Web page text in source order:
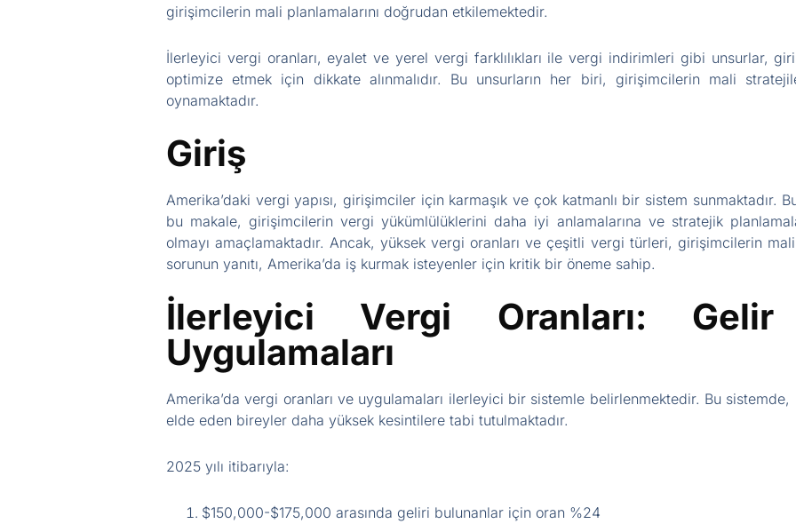
girişimcilerin mali planlamalarını doğrudan etkilemektedir.
İlerleyici vergi oranları, eyalet ve yerel vergi farklılıkları ile vergi indirimleri gibi unsurlar,
optimize etmek için dikkate alınmalıdır. Bu unsurların her biri, girişimcilerin mali
oynamaktadır.
Giriş
Amerika’daki vergi yapısı, girişimciler için karmaşık ve çok katmanlı bir sistem sunmaktadır.
bu makale, girişimcilerin vergi yükümlülüklerini daha iyi anlamalarına ve stratejik
olmayı amaçlamaktadır. Ancak, yüksek vergi oranları ve çeşitli vergi türleri, girişimcilerin
sorunun yanıtı, Amerika’da iş kurmak isteyenler için kritik bir öneme sahip.
İlerleyici Vergi Oranları:
Uygulamaları
Amerika’da vergi oranları ve uygulamaları ilerleyici bir sistemle belirlenmektedir. Bu
elde eden bireyler daha yüksek kesintilere tabi tutulmaktadır.
2025 yılı itibarıyla:
$150,000-$175,000 arasında geliri bulunanlar için oran %24